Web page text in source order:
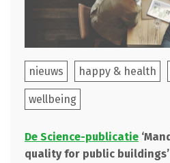
nieuws happy & health
wellbeing
De Science-publicatie
quality for public